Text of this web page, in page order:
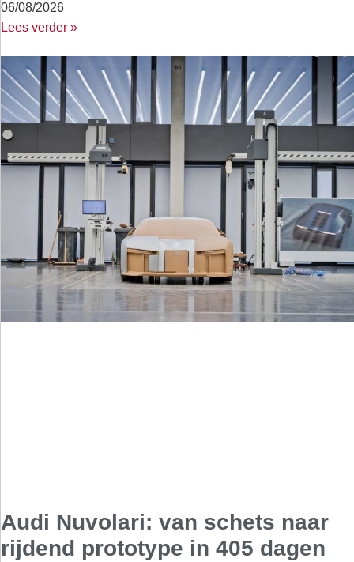
06/08/2026
Lees verder »
Audi Nuvolari: van schets naar
rijdend prototype in 405 dagen